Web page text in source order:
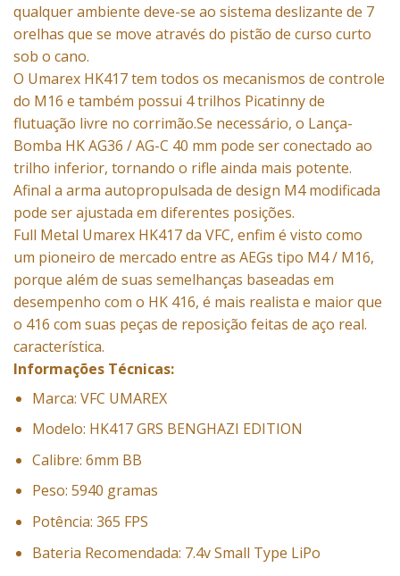
qualquer ambiente deve-se ao sistema deslizante de 7
orelhas que se move através do pistão de curso curto
sob o cano.
O Umarex HK417 tem todos os mecanismos de controle
do M16 e também possui 4 trilhos Picatinny de
flutuação livre no corrimão.Se necessário, o Lança-
Bomba HK AG36 / AG-C 40 mm pode ser conectado ao
trilho inferior, tornando o rifle ainda mais potente.
Afinal a arma autopropulsada de design M4 modificada
pode ser ajustada em diferentes posições.
Full Metal Umarex HK417 da VFC, enfim é visto como
um pioneiro de mercado entre as AEGs tipo M4 / M16,
porque além de suas semelhanças baseadas em
desempenho com o HK 416, é mais realista e maior que
o 416 com suas peças de reposição feitas de aço real.
característica.
Informações Técnicas:
Marca: VFC UMAREX
Modelo: HK417 GRS BENGHAZI EDITION
Calibre: 6mm BB
Peso: 5940 gramas
Potência: 365 FPS
Bateria Recomendada: 7.4v Small Type LiPo